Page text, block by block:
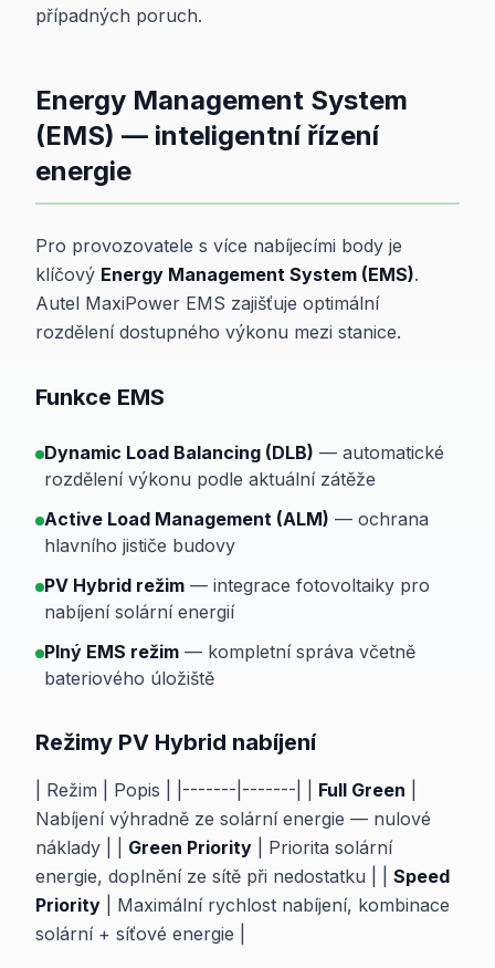
případných poruch.
Energy Management System
(EMS) — inteligentní řízení
energie
Pro provozovatele s více nabíjecími body je
klíčový Energy Management System (EMS).
Autel MaxiPower EMS zajišťuje optimální
rozdělení dostupného výkonu mezi stanice.
Funkce EMS
Dynamic Load Balancing (DLB) — automatické
rozdělení výkonu podle aktuální zátěže
Active Load Management (ALM) — ochrana
hlavního jističe budovy
PV Hybrid režim — integrace fotovoltaiky pro
nabíjení solární energií
Plný EMS režim — kompletní správa včetně
bateriového úložiště
Režimy PV Hybrid nabíjení
| Režim | Popis | |-------|-------| | Full Green
Nabíjení výhradně ze solární energie — nulové
náklady | | Green Priority | Priorita solární
energie, doplnění ze sítě při nedostatku | | Speed
Priority | Maximální rychlost nabíjení, kombinace
solární + síťové energie |